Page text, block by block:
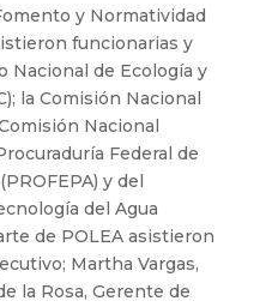
y Normatividad
funcionarias y
de Ecología y
la Comisión Nacional
Nacional
Federal de
y del
del Agua
de POLEA asistieron
Martha Vargas,
la Rosa, Gerente de